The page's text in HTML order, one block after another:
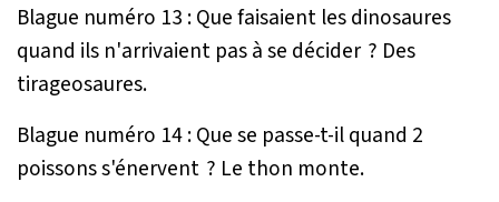
Blague numéro 13 : Que faisaient les dinosaures
quand ils n'arrivaient pas à se décider ? Des
tirageosaures.
Blague numéro 14 : Que se passe-t-il quand 2
poissons s'énervent ? Le thon monte.